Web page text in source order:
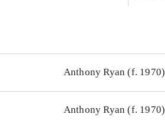
Anthony Ryan (f. 1970)
Anthony Ryan (f. 1970)